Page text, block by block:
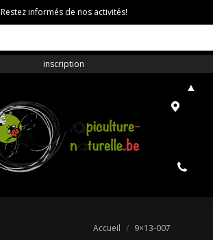
Vous êtes ici :
Accueil 9×13-007
Restez informés de nos activités!
▲